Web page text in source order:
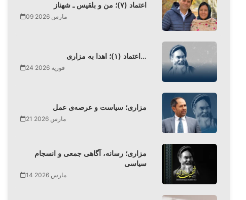
اعتماد (۷)؛ من و بلقیس ـ شهناز
09 مارس 2026
اعتماد (۱)؛ اهدا به مزاری…
24 فوریه 2026
مزاری؛ سیاست و عرصه‌ی عمل
21 مارس 2026
مزاری؛ رسانه، آگاهی جمعی و انسجام
سیاسی
14 مارس 2026